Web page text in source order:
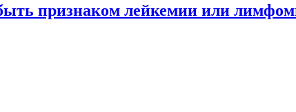
признаком лейкемии или